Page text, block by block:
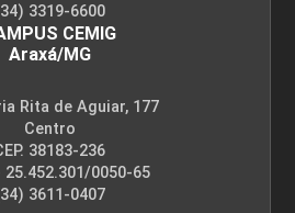
3319-6600
CEMIG
Araxá/MG
Rita de Aguiar, 177
Centro
38183-236
25.452.301/0050-65
3611-0407